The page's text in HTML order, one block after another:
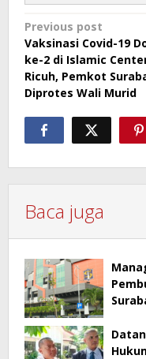
Post
navigation
Previous post
Vaksinasi Covid-19
ke-2 di Islamic
Ricuh, Pemkot
Diprotes Wali Murid
Baca juga